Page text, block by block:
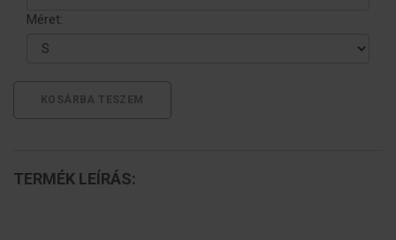
Méret:
KOSÁRBA TESZEM
TERMÉK LEÍRÁS: